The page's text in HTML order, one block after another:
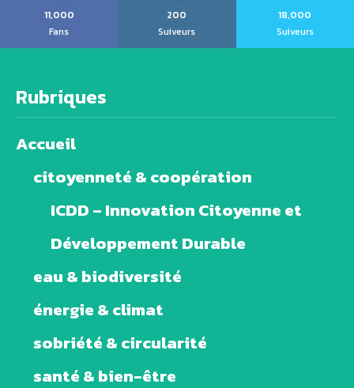
11,000
Fans
200
Suiveurs
18,000
Suiveurs
Rubriques
Accueil
citoyenneté & coopération
ICDD – Innovation Citoyenne et
Développement Durable
eau & biodiversité
énergie & climat
sobriété & circularité
santé & bien-être